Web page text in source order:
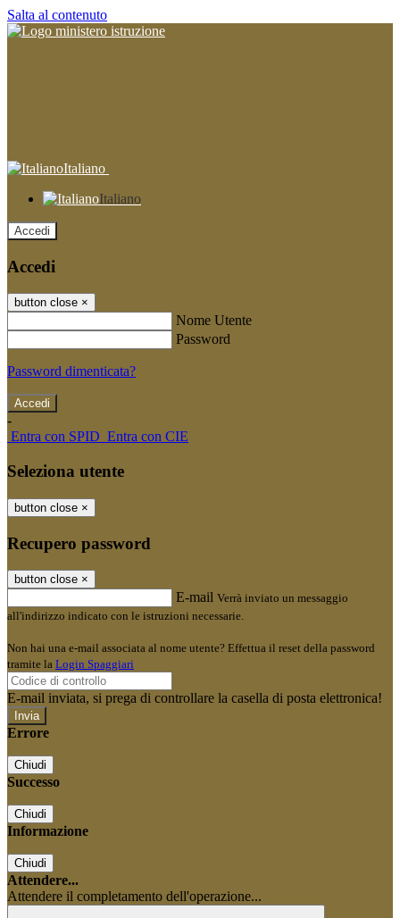
Salta al contenuto
Italiano
Italiano
Accedi
Accedi
button close ×
Nome Utente
Password
Password dimenticata?
-
Entra con SPID Entra con CIE
Seleziona utente
button close ×
Recupero password
button close ×
E-mail Verrà inviato un messaggio
all'indirizzo indicato con le istruzioni necessarie.
Non hai una e-mail associata al nome utente? Effettua il reset della password
tramite la Login Spaggiari
E-mail inviata, si prega di controllare la casella di posta elettronica!
Errore
Chiudi
Successo
Chiudi
Informazione
Chiudi
Attendere...
Attendere il completamento dell'operazione...